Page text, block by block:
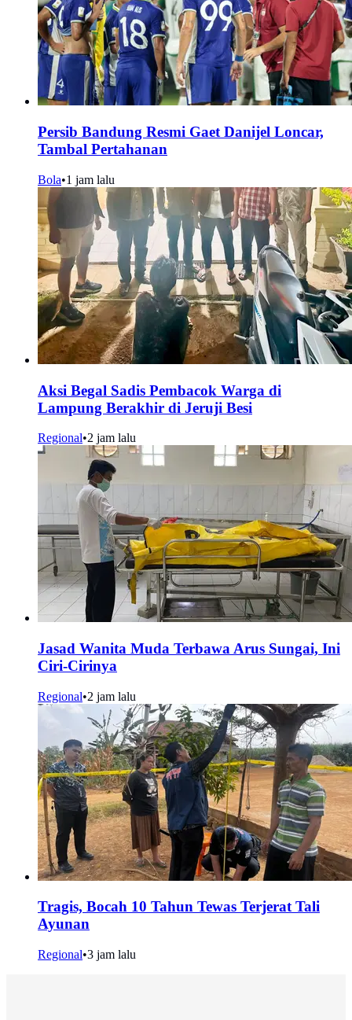
Persib Bandung Resmi Gaet Danijel Loncar,
Tambal Pertahanan
Bola•1 jam lalu
Aksi Begal Sadis Pembacok Warga di
Lampung Berakhir di Jeruji Besi
Regional•2 jam lalu
Jasad Wanita Muda Terbawa Arus Sungai, Ini
Ciri-Cirinya
Regional•2 jam lalu
Tragis, Bocah 10 Tahun Tewas Terjerat Tali
Ayunan
Regional•3 jam lalu